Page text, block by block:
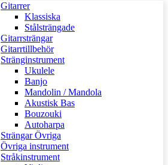
Gitarrer
Klassiska
Stålsträngade
Gitarrsträngar
Gitarrtillbehör
Stränginstrument
Ukulele
Banjo
Mandolin / Mandola
Akustisk Bas
Bouzouki
Autoharpa
Strängar Övriga
Övriga instrument
Stråkinstrument